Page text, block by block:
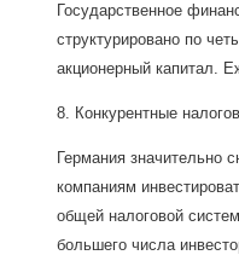
Государственное
структурировано по
акционерный капитал.
8. Конкурентные
Германия значительно
компаниям
общей налоговой
большего числа